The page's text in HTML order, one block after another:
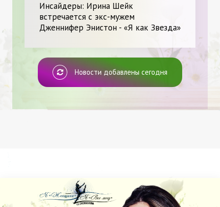
Инсайдеры: Ирина Шейк
встречается с экс-мужем
Дженнифер Энистон - «Я как Звезда»
Новости добавлены сегодня